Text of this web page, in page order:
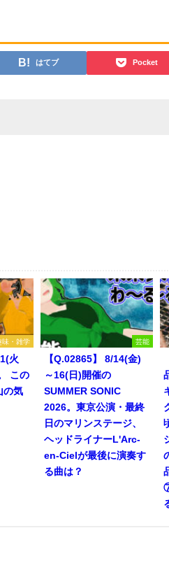
はてブ Pocket
味・雑学
火
この
の気
芸能
【Q.02865】 8/14(金)
～16(日)開催の
SUMMER SONIC
2026。東京公演・最終
日のマリンステージ、
ヘッドライナーL'Arc-
en-Cielが最後に演奏す
る曲は？